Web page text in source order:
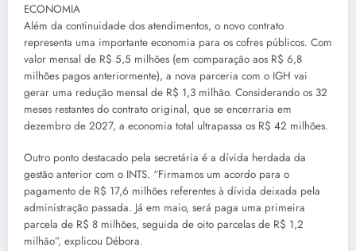
ECONOMIA
Além da continuidade dos atendimentos, o novo contrato
representa uma importante economia para os cofres públicos. Com
valor mensal de R$ 5,5 milhões (em comparação aos R$ 6,8
milhões pagos anteriormente), a nova parceria com o IGH vai
gerar uma redução mensal de R$ 1,3 milhão. Considerando os 32
meses restantes do contrato original, que se encerraria em
dezembro de 2027, a economia total ultrapassa os R$ 42 milhões.
Outro ponto destacado pela secretária é a dívida herdada da
gestão anterior com o INTS. “Firmamos um acordo para o
pagamento de R$ 17,6 milhões referentes à dívida deixada pela
administração passada. Já em maio, será paga uma primeira
parcela de R$ 8 milhões, seguida de oito parcelas de R$ 1,2
milhão”, explicou Débora.